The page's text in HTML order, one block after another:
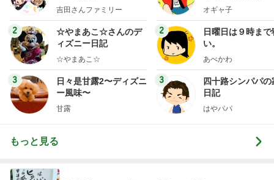
y Ameba 吉田さんファ
ログ
吉田さんファミリー
2
☆やまあこ☆さんのデ
ィズニー日記
☆やまあこ☆
3
日々是甘露2〜ディズニ
ー風味〜
甘露
オギャ子
2
日曜日は９時まで
い。
あべかわ
3
四十路シンパパの
日記
はやパパ
もっと見る